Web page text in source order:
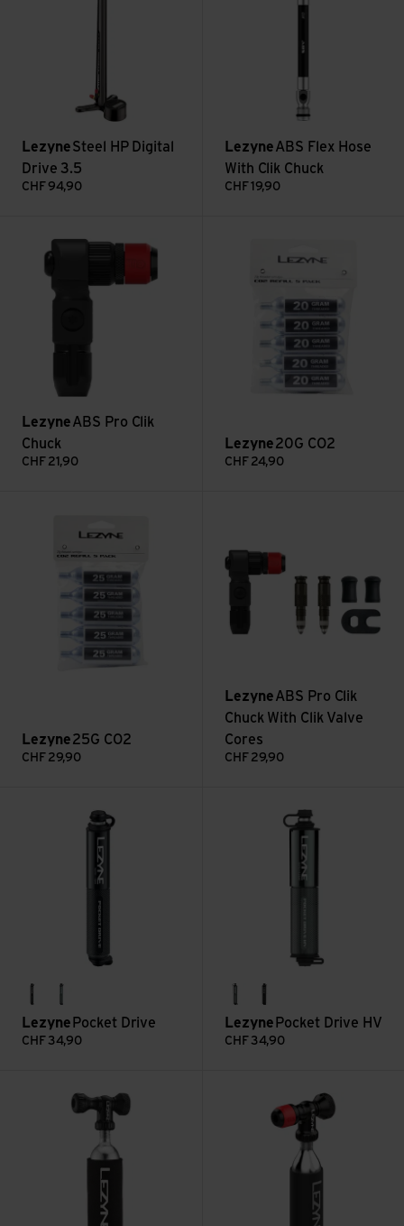
LezyneSteel HP Digital
Drive 3.5
CHF 94,90
LezyneABS Flex Hose
With Clik Chuck
CHF 19,90
LezyneABS Pro Clik
Chuck
CHF 21,90
Lezyne20G CO2
CHF 24,90
Lezyne25G CO2
CHF 29,90
LezyneABS Pro Clik
Chuck With Clik Valve
Cores
CHF 29,90
blacklight grey gloss
Lezyne Pocket Drive
CHF 34,90
lite grey
black
Lezyne Pocket Drive HV
CHF 34,90